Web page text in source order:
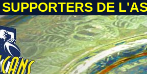
DE